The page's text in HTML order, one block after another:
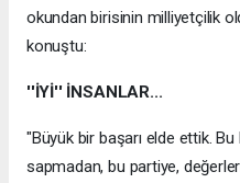
okundan birisinin milliyetçilik
konuştu:
''İYİ'' İNSANLAR...
"Büyük bir başarı elde ettik.
sapmadan, bu partiye,